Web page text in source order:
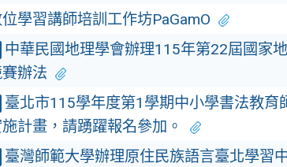
位學習講師培訓工作坊PaGamO
中華民國地理學會辦理115年第22屆國家
辦法
臺北市115學年度第1學期中小學書法教育
計畫，請踴躍報名參加。
臺灣師範大學辦理原住民族語言臺北學習